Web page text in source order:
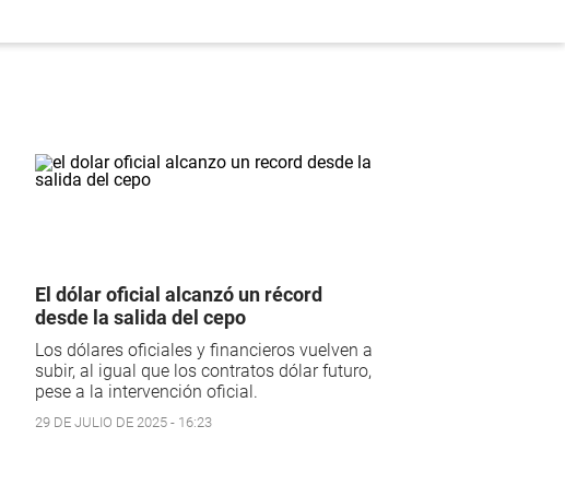
El dólar oficial alcanzó un récord
desde la salida del cepo
Los dólares oficiales y financieros vuelven a
subir, al igual que los contratos dólar futuro,
pese a la intervención oficial.
29 DE JULIO DE 2025 - 16:23